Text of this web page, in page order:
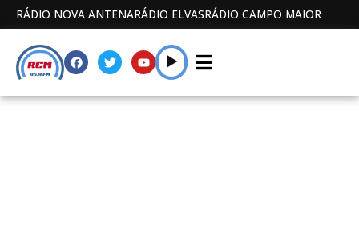
RÁDIO NOVA ANTENARÁDIO ELVASRÁDIO CAMPO MAIOR